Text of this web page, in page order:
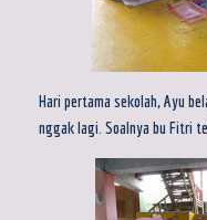
Hari pertama sekolah, Ayu
nggak lagi. Soalnya bu Fitri